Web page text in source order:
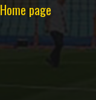
Home page